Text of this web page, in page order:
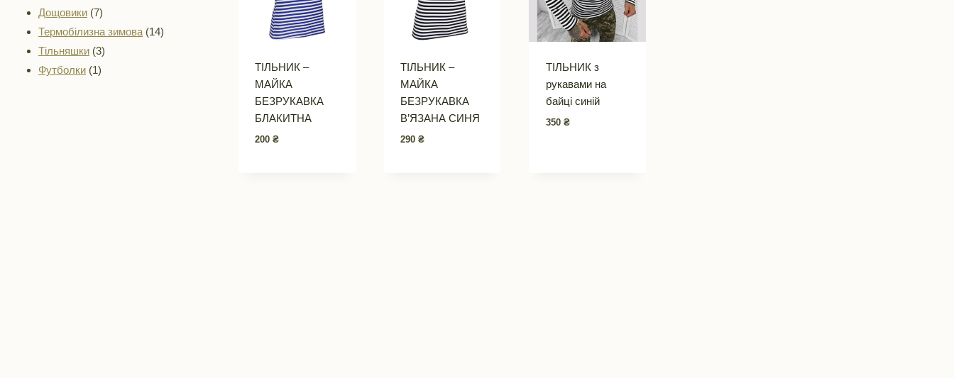
ТІЛЬНИК –
МАЙКА
БЕЗРУКАВКА
БЛАКИТНА
200₴
ТІЛЬНИК –
МАЙКА
БЕЗРУКАВКА
В’ЯЗАНА СИНЯ
290₴
ТІЛЬНИК з
рукавами на
байці синій
350 ₴
Дощовики 77
товарів
Термобілизна зимова 1414
Тільняшки 33
Футболки 11